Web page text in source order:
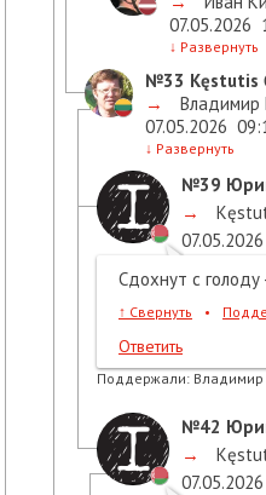
07.05.2026
↓ Развернуть
№33 Kęstutis
→
Владимир
07.05.2026
↓ Развернуть
№39
→
07.05.2026
Сдохнут с голоду
↑ Свернуть •
Ответить
Поддержали:
№42
→
07.05.2026